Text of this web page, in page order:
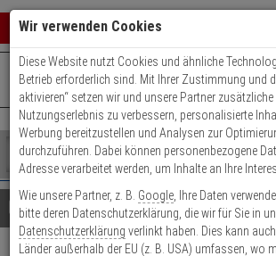
Warenkorb schließen
0 ARTIKEL IM
Ihr Warenkorb ist
Ergebnisse ()
Shop
durchsuchen
Bitte
geben
Sie
mindestens
Es
wurde
noch
Kategorien
Suche
+49 (0)821 899 493-0Mo. - Do.: 8:00 - 16:30 | Fr.:
Kontaktservice nutzen
Details Beratung Beliebte 4K
Wir verwenden Cookies
Diese Website nutzt Cookies und ähnliche
Betrieb erforderlich sind. Mit Ihrer Zustimmung und
aktivieren“ setzen wir und unsere Partner
Nutzungserlebnis zu verbessern, personalisierte
Werbung bereitzustellen und Analysen zur
durchzuführen. Dabei können personenbezogene
Adresse verarbeitet werden, um Inhalte an Ihre
Wie unsere Partner, z. B. Google , Ihre Daten
bitte deren Datenschutzerklärung, die wir für Sie in
Datenschutzerklärung verlinkt haben. Dies kann
Länder außerhalb der EU (z. B. USA) umfassen, wo